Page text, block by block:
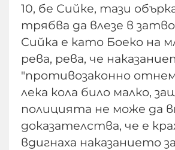
10, бе Сийке, тази
трябва да влезе в
Сийка е като Боеко на
рева, рева, че
"противозаконно
лека кола било малко,
полицията не може да
доказателства, че е
вдигнаха наказанието за